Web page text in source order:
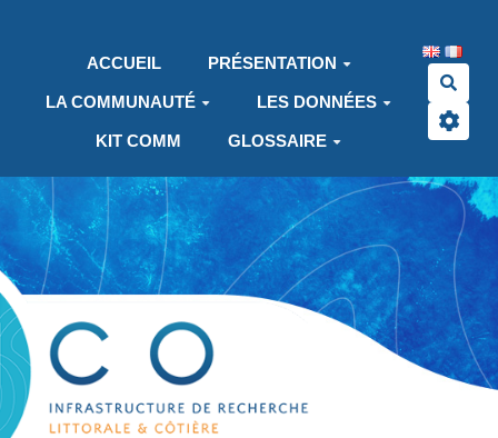
ACCUEIL
PRÉSENTATION
LA COMMUNAUTÉ LES DONNÉES
KIT COMM GLOSSAIRE